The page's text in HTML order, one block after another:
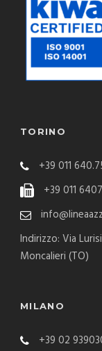
TORINO
+39 011
+39 011
Indirizzo: Via
Moncalieri (TO)
MILANO
+39 02